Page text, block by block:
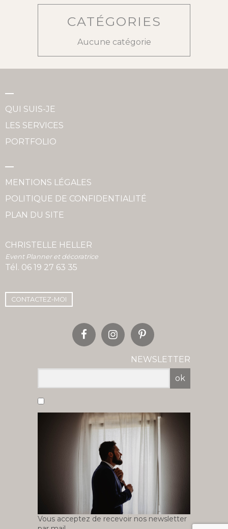
CATÉGORIES
Aucune catégorie
QUI SUIS-JE
LES SERVICES
PORTFOLIO
MENTIONS LÉGALES
POLITIQUE DE CONFIDENTIALITÉ
PLAN DU SITE
CHRISTELLE HELLER
Event Planner et décoratrice
Tél. 06 19 27 63 35
CONTACTEZ-MOI
NEWSLETTER
Vous acceptez de recevoir nos newsletter
ok